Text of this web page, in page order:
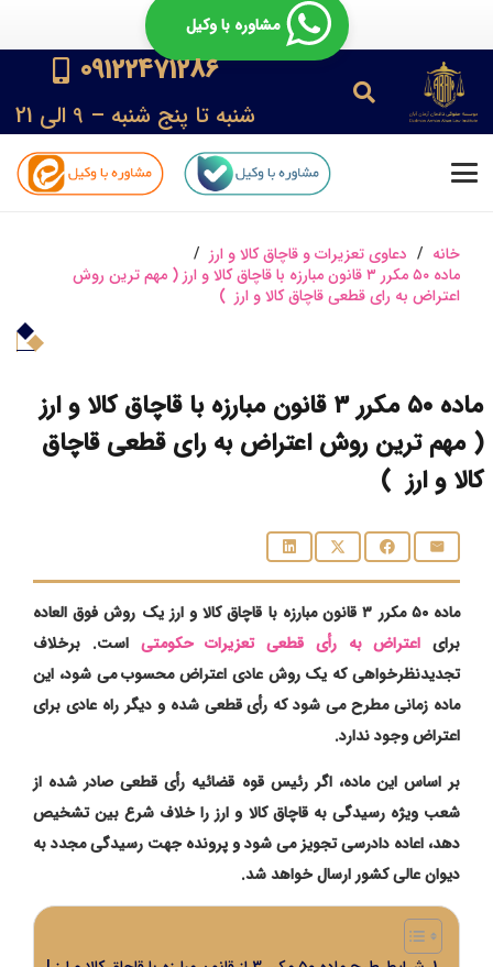
مشاوره با وکیل
09122471286
شنبه تا پنج شنبه – 9 الی 21
خانه / دعاوی تعزیرات و قاچاق کالا و ارز /
ماده ۵۰ مکرر ۳ قانون مبارزه با قاچاق کالا و ارز ( مهم ترین روش
اعتراض به رای قطعی قاچاق کالا و ارز )
ماده ۵۰ مکرر ۳ قانون مبارزه با قاچاق کالا و ارز
( مهم ترین روش اعتراض به رای قطعی قاچاق
کالا و ارز )
ماده ۵۰ مکرر ۳ قانون مبارزه با قاچاق کالا و ارز یک روش فوق‌ العاده
برای اعتراض به رأی قطعی تعزیرات حکومتی است. برخلاف
تجدیدنظرخواهی که یک روش عادی اعتراض محسوب می‌ شود، این
ماده زمانی مطرح می‌ شود که رأی قطعی شده و دیگر راه عادی برای
اعتراض وجود ندارد.
بر اساس این ماده، اگر رئیس قوه قضائیه رأی قطعی صادر شده از
شعب ویژه رسیدگی به قاچاق کالا و ارز را خلاف شرع بین تشخیص
دهد، اعاده دادرسی تجویز می ‌شود و پرونده جهت رسیدگی مجدد به
دیوان عالی کشور ارسال خواهد شد.